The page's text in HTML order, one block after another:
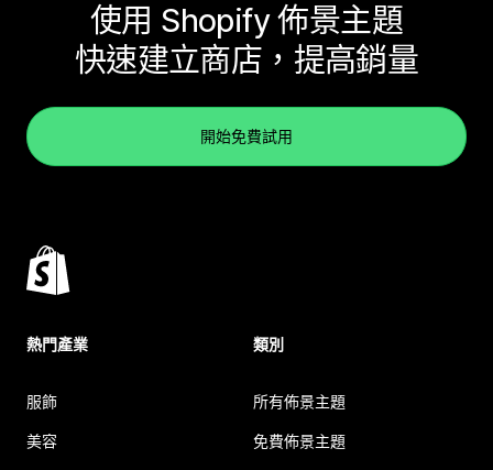
使用 Shopify 佈景主題
快速建立商店，提高銷量
開始免費試用
熱門產業
服飾
美容
類別
所有佈景主題
免費佈景主題